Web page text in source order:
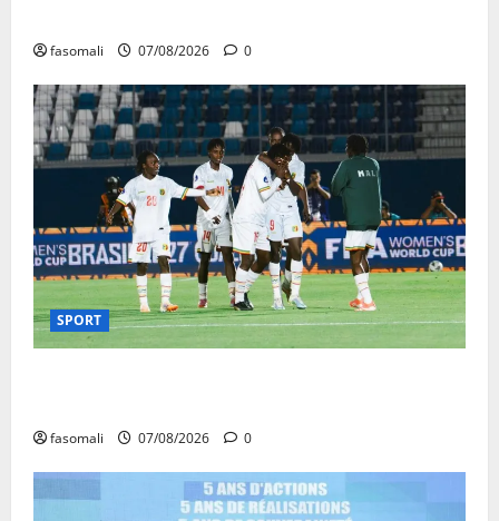
fasomali 07/08/2026 0
SPORT
fasomali 07/08/2026 0